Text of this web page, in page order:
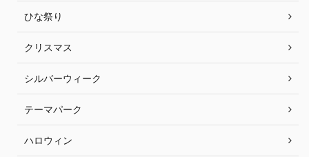
ひな祭り
クリスマス
シルバーウィーク
テーマパーク
ハロウィン